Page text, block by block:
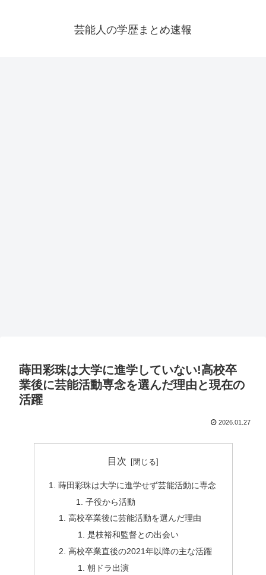
芸能人の学歴まとめ速報
蒔田彩珠は大学に進学していない!高校卒
業後に芸能活動専念を選んだ理由と現在の
活躍
2026.01.27
目次
蒔田彩珠は大学に進学せず芸能活動に専念
子役から活動
高校卒業後に芸能活動を選んだ理由
是枝裕和監督との出会い
高校卒業直後の2021年以降の主な活躍
朝ドラ出演